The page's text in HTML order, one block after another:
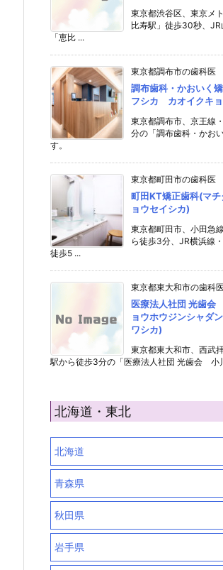
東京都渋谷区、東京メ
比寿駅」徒歩30秒、JR
「恵比 ...
東京都調布市の歯科医
調布歯科・かおいく
フシカ カオイクキ
東京都調布市、京王線
分の「調布歯科・かお
す。
東京都町田市の歯科医
町田KT矯正歯科(マ
ョウセイシカ)
東京都町田市、小田急
ら徒歩3分、JR横浜線
徒歩5 ...
東京都東大和市の歯科
医療法人社団 光歯会
ョウホウジンシャダ
ワシカ)
東京都東大和市、西武
駅から徒歩3分の「医療法人社団 光歯会 小
北海道・東北
北海道
青森県
秋田県
岩手県